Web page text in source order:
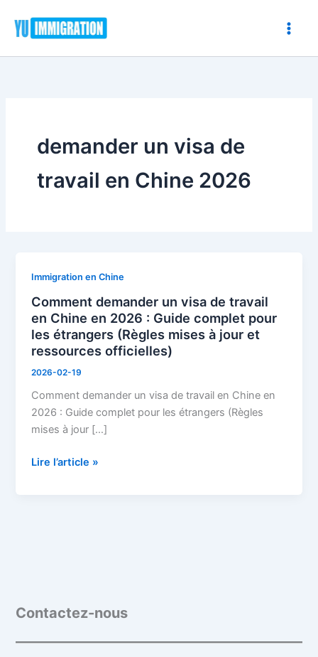
contenu
demander un visa de
travail en Chine 2026
Immigration en Chine
Comment demander un visa de travail
en Chine en 2026 : Guide complet pour
les étrangers (Règles mises à jour et
ressources officielles)
2026-02-19
Comment demander un visa de travail en Chine en
2026 : Guide complet pour les étrangers (Règles
mises à jour […]
Comment
un
visa
de
en
Chine
en
2026
Guide
et
Lire l’article »
Contactez-nous